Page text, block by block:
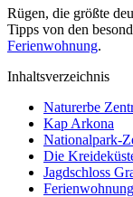
Rügen, die größte
Tipps von den
Ferienwohnung.
Inhaltsverzeichnis
Naturerbe
Kap Arkona
Nationalpark-
Die
Jagdschloss